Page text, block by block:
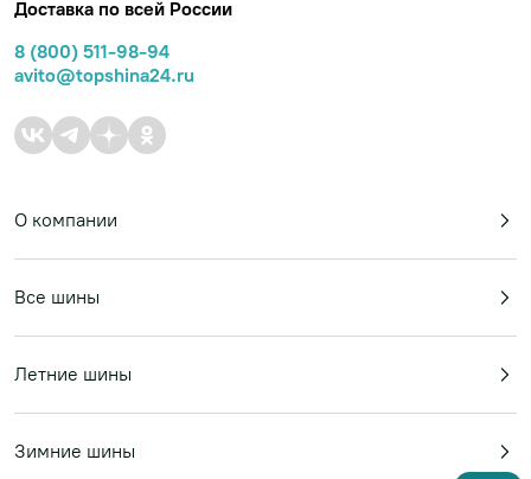
Доставка по всей России
8 (800) 511-98-94
avito@topshina24.ru
О компании
Все шины
Летние шины
Зимние шины